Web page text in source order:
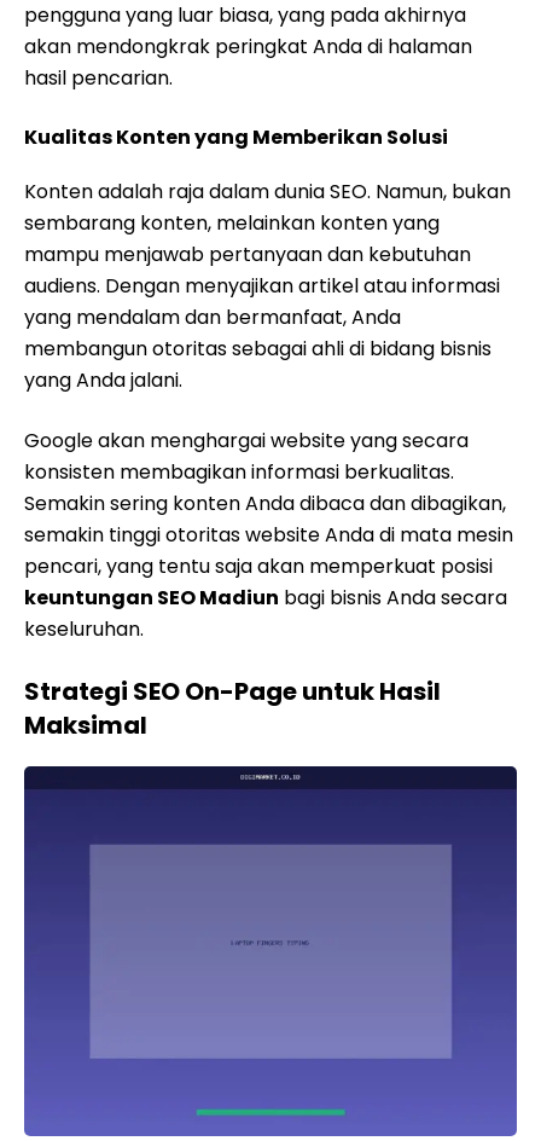
pengguna yang luar biasa, yang pada akhirnya
akan mendongkrak peringkat Anda di halaman
hasil pencarian.
Kualitas Konten yang Memberikan Solusi
Konten adalah raja dalam dunia SEO. Namun, bukan
sembarang konten, melainkan konten yang
mampu menjawab pertanyaan dan kebutuhan
audiens. Dengan menyajikan artikel atau informasi
yang mendalam dan bermanfaat, Anda
membangun otoritas sebagai ahli di bidang bisnis
yang Anda jalani.
Google akan menghargai website yang secara
konsisten membagikan informasi berkualitas.
Semakin sering konten Anda dibaca dan dibagikan,
semakin tinggi otoritas website Anda di mata mesin
pencari, yang tentu saja akan memperkuat posisi
keuntungan SEO Madiun bagi bisnis Anda secara
keseluruhan.
Strategi SEO On-Page untuk Hasil
Maksimal